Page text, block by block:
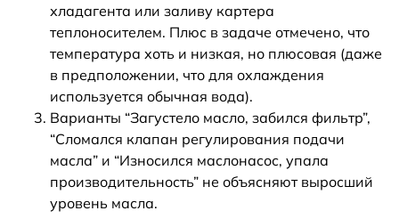
хладагента или заливу картера
теплоносителем. Плюс в задаче отмечено, что
температура хоть и низкая, но плюсовая (даже
в предположении, что для охлаждения
используется обычная вода).
Варианты “Загустело масло, забился фильтр”,
“Сломался клапан регулирования подачи
масла” и “Износился маслонасос, упала
производительность” не объясняют выросший
уровень масла.